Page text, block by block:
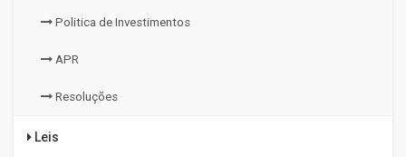
Politica de Investimentos
APR
Resoluções
Leis